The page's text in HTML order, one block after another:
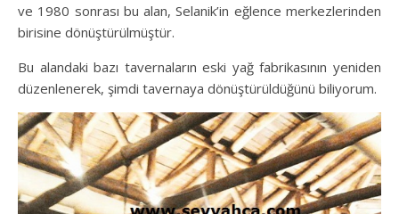
ve 1980 sonrası bu alan, Selanik’in eğlence merkezlerinden
birisine dönüştürülmüştür.
Bu alandaki bazı tavernaların eski yağ fabrikasının yeniden
düzenlenerek, şimdi tavernaya dönüştürüldüğünü biliyorum.